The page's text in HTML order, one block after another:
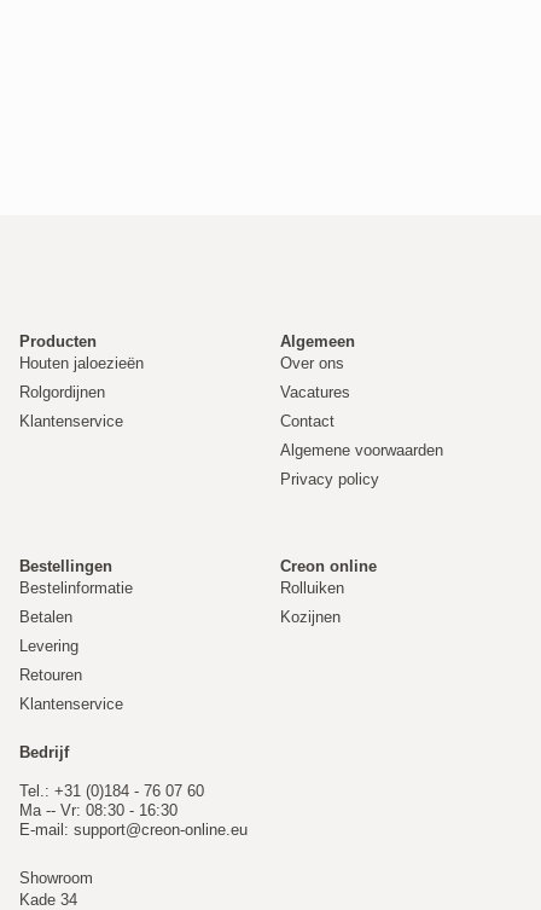
Producten
Houten jaloezieën
Rolgordijnen
Klantenservice
Algemeen
Over ons
Vacatures
Contact
Algemene voorwaarden
Privacy policy
Bestellingen
Bestelinformatie
Betalen
Levering
Retouren
Klantenservice
Creon online
Rolluiken
Kozijnen
Bedrijf
Tel.: +31 (0)184 - 76 07 60
Ma -- Vr: 08:30 - 16:30
E-mail: support@creon-online.eu
Showroom
Kade 34